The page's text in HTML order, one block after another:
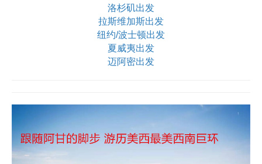
洛杉矶出发
拉斯维加斯出发
纽约/波士顿出发
夏威夷出发
迈阿密出发